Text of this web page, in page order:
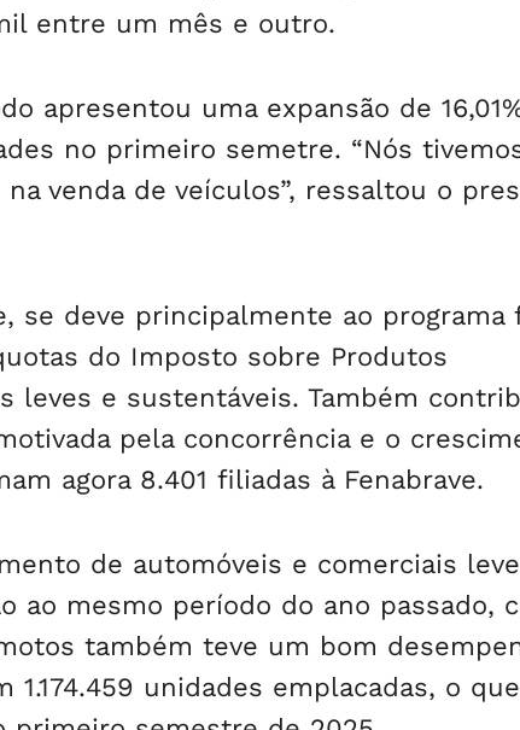
entre um mês e outro.
apresentou uma expansão de
no primeiro semetre. “Nós
venda de veículos”, ressaltou o
se deve principalmente ao programa
do Imposto sobre Produtos
leves e sustentáveis. Também
pela concorrência e o
agora 8.401 filiadas à Fenabrave.
de automóveis e comerciais
ao mesmo período do ano passado,
também teve um bom
unidades emplacadas, o que